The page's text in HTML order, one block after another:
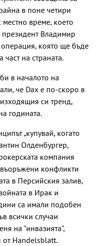
в поне четири
местно време, което
Владимир
която ще бъде
на страната.
в началото на
че Dax е по-скоро в
си тренд,
годината.
„купувай, когато
Олденбургер,
компания
конфликти
в Персийския залив,
в Ирак и
са имали подобен
всички случаи
на "инвазията",
от Handelsblatt.